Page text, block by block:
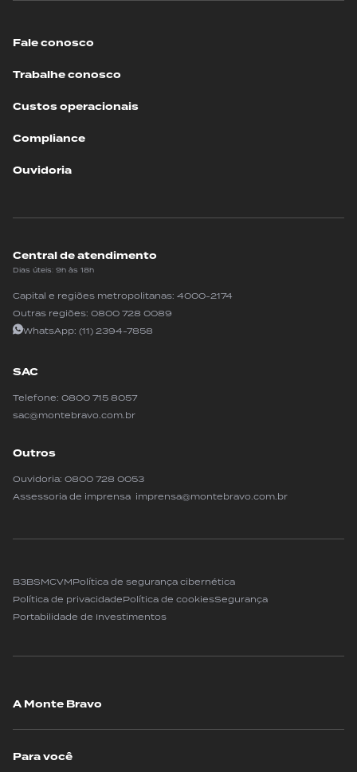
Fale conosco
Trabalhe conosco
Custos operacionais
Compliance
Ouvidoria
Central de atendimento
Dias úteis: 9h às 18h
Capital e regiões metropolitanas: 4000-2174
Outras regiões: 0800 728 0089
WhatsApp: (11) 2394-7858
SAC
Telefone: 0800 715 8057
sac@montebravo.com.br
Outros
Ouvidoria: 0800 728 0053
Assessoria de imprensa imprensa@montebravo.com.br
B3BSMCVMPolítica de segurança cibernética
Política de privacidadePolítica de cookiesSegurança
Portabilidade de Investimentos
A Monte Bravo
Para você